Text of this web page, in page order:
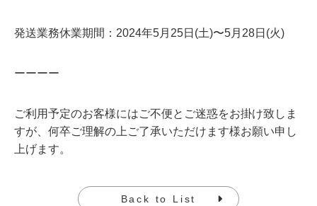
発送業務休業期間：2024年5月25日(土)〜5月28日(火)
ーーーー
ご利用予定のお客様にはご不便とご迷惑をお掛け致しま
すが、何卒ご理解の上ご了承いただけます様お願い申し
上げます。
Back to List